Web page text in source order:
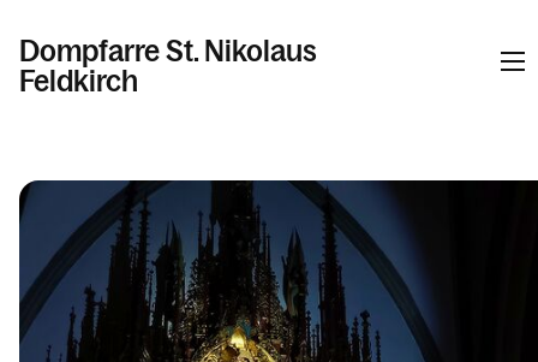
Dompfarre St. Nikolaus
Feldkirch
Kalender
Personen